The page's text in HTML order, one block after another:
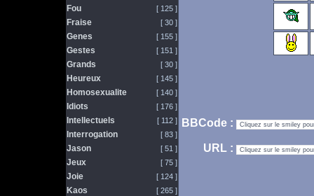
BBCode :
URL :
Fou [ 125 ]
Fraise [ 30 ]
Genes [ 155 ]
Gestes [ 151 ]
Grands [ 30 ]
Heureux [ 145 ]
Homosexualite [ 140 ]
Idiots [ 176 ]
Intellectuels [ 112 ]
Interrogation [ 83 ]
Jason [ 51 ]
Jeux [ 75 ]
Joie [ 124 ]
Kaos [ 265 ]